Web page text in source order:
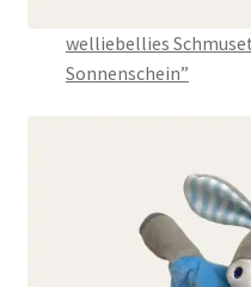
welliebellies
Sonnenschein”